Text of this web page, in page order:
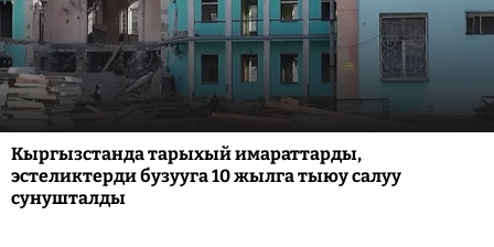
Кыргызстанда тарыхый имараттарды,
эстеликтерди бузууга 10 жылга тыюу салуу
сунушталды